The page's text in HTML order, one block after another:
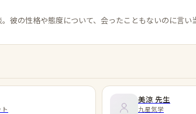
彼の性格や態度について、会ったこともないのに言い
美涼 先生
九星気学